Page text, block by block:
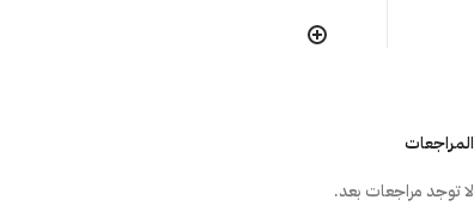
المراجعات
لا توجد مراجعات بعد.